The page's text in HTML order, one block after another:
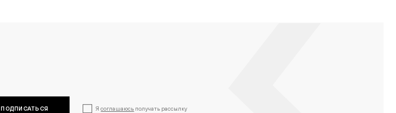
ПОДПИСАТЬСЯ Ясоглашаюсь получать рассылку